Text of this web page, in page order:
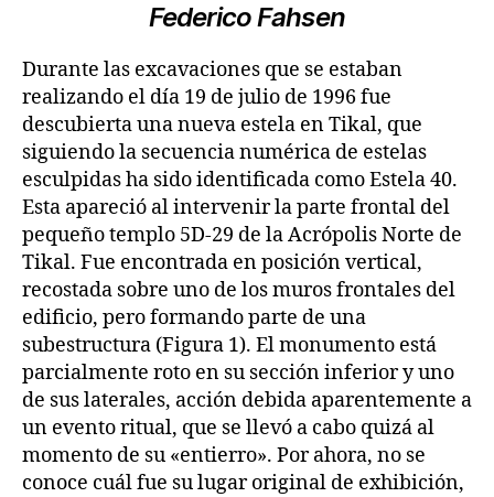
Federico Fahsen
Durante las excavaciones que se estaban
realizando el día 19 de julio de 1996 fue
descubierta una nueva estela en Tikal, que
siguiendo la secuencia numérica de estelas
esculpidas ha sido identificada como Estela 40.
Esta apareció al intervenir la parte frontal del
pequeño templo 5D-29 de la Acrópolis Norte de
Tikal. Fue encontrada en posición vertical,
recostada sobre uno de los muros frontales del
edificio, pero formando parte de una
subestructura (Figura 1). El monumento está
parcialmente roto en su sección inferior y uno
de sus laterales, acción debida aparentemente a
un evento ritual, que se llevó a cabo quizá al
momento de su «entierro». Por ahora, no se
conoce cuál fue su lugar original de exhibición,